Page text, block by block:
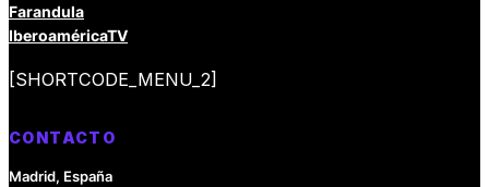
Farandula
IberoaméricaTV
[SHORTCODE_MENU_2]
CONTACTO
Madrid, España